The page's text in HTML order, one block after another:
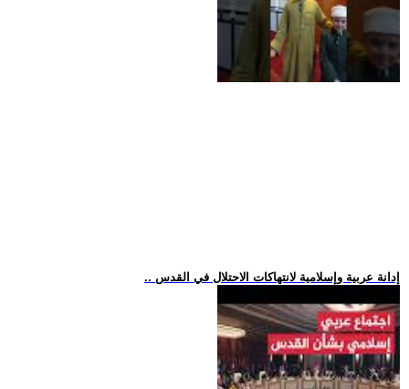
.. إدانة عربية وإسلامية لانتهاكات الاحتلال في القدس